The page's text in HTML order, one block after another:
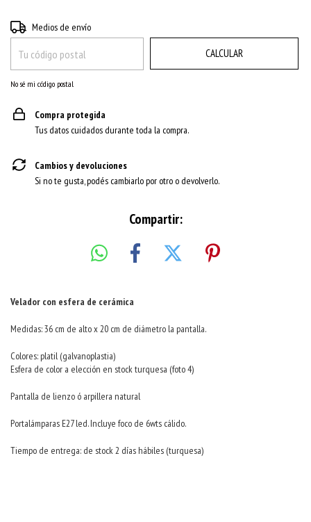
Entregas para el CP:
Medios de envío
CALCULAR
No sé mi código postal
Compra protegida
Tus datos cuidados durante toda la compra.
Cambios y devoluciones
Si no te gusta, podés cambiarlo por otro o devolverlo.
Compartir:
Velador con esfera de cerámica
Medidas: 36 cm de alto x 20 cm de diámetro la pantalla.
Colores: platil (galvanoplastia)
Esfera de color a elección en stock turquesa (foto 4)
Pantalla de lienzo ó arpillera natural
Portalámparas E27 led. Incluye foco de 6wts cálido.
Tiempo de entrega: de stock 2 días hábiles (turquesa)